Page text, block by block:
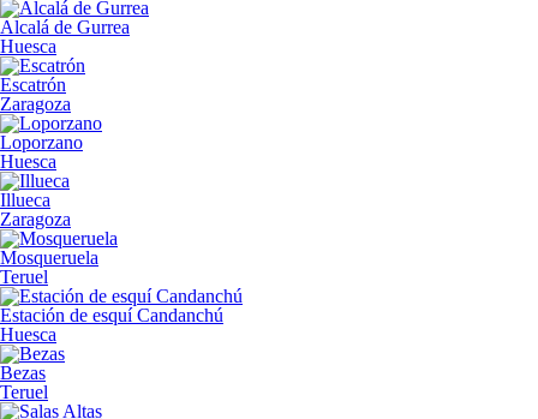
Alcalá de Gurrea
Huesca
Escatrón
Zaragoza
Loporzano
Huesca
Illueca
Zaragoza
Mosqueruela
Teruel
Estación de esquí Candanchú
Huesca
Bezas
Teruel